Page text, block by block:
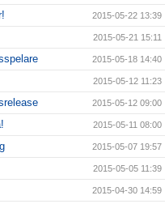
2015-05-22 13:39
2015-05-21 15:11
2015-05-18 14:40
2015-05-12 11:23
2015-05-12 09:00
2015-05-11 08:00
2015-05-07 19:57
2015-05-05 11:39
2015-04-30 14:59